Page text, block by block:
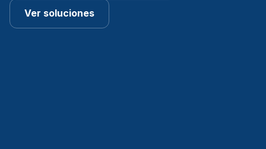
Ver soluciones